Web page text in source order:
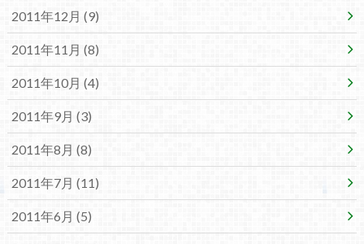
2011年12月 (9)
2011年11月 (8)
2011年10月 (4)
2011年9月 (3)
2011年8月 (8)
2011年7月 (11)
2011年6月 (5)